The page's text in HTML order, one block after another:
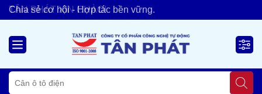
TÂN PHÁT XIN CHÀO!
Chia sẻ cơ hội - Hợp tác bền vững.